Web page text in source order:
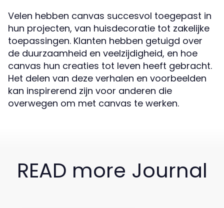
Velen hebben canvas succesvol toegepast in
hun projecten, van huisdecoratie tot zakelijke
toepassingen. Klanten hebben getuigd over
de duurzaamheid en veelzijdigheid, en hoe
canvas hun creaties tot leven heeft gebracht.
Het delen van deze verhalen en voorbeelden
kan inspirerend zijn voor anderen die
overwegen om met canvas te werken.
READ more Journal